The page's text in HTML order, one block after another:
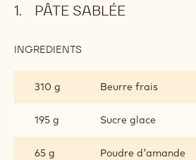
PÂTE SABLÉE
INGREDIENTS
310 g
Beurre frais
195 g Sucre glace
65 g Poudre d'amande